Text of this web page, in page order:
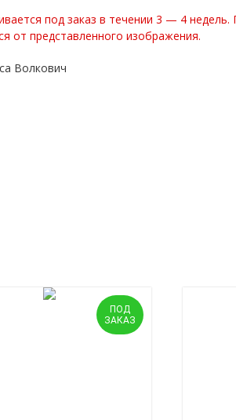
под заказ в течении 3 — 4
от представленного изображения.
Волкович
ПОД
ЗАКАЗ